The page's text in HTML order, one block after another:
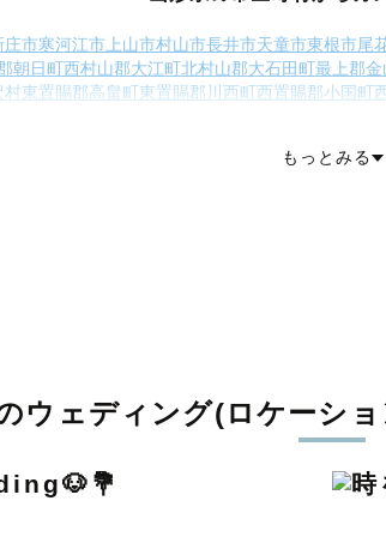
庄市寒河江市 上山市村山市長井市天童市東根市尾
朝日町西村山郡大江町北村山郡大石田町最上郡金
村東置賜郡高畠町東置賜郡川西町西置賜郡小国町
もっとみる
ウェディング(ロケーシ